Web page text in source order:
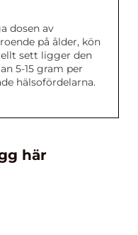
dosen av
på ålder, kön
sett ligger den
5-15 gram per
hälsofördelarna.
här